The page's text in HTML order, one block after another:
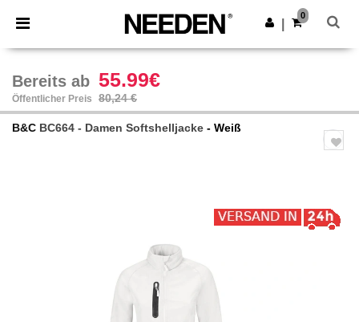
× Needen App
Bessere Preise in der App!
App holen
0
Bereits ab 55.99€
Öffentlicher Preis 80,24 €
B&C BC664 - Damen Softshelljacke - Weiß